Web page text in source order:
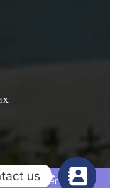
Reserved.
us